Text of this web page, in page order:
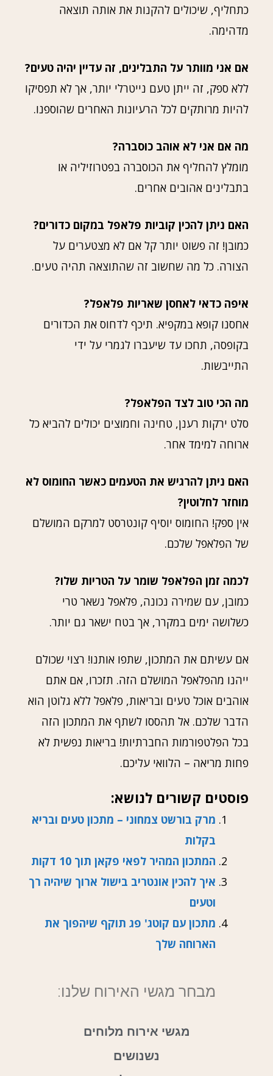
כתחליף, שיכולים להקנות את אותה תוצאה
מדהימה.
אם אני מוותר על התבלינים, זה עדיין יהיה טעים?
ללא ספק, זה ייתן טעם נייטרלי יותר, אך לא תפסיקו
להיות מרותקים לכל הרעיונות האחרים שהוספנו.
מה אם אני לא אוהב כוסברה?
מומלץ להחליף את הכוסברה בפטרוזיליה או
בתבלינים אהובים אחרים.
האם ניתן להכין קוביות פלאפל במקום כדורים?
כמובן! זה פשוט יותר קל אם לא מצטערים על
הצורה. כל מה שחשוב זה שהתוצאה תהיה טעים.
איפה כדאי לאחסן שאריות פלאפל?
אחסנו קופא במקפיא. תיכף לדחוס את הכדורים
בקופסה, תחכו עד שיעברו לגמרי על ידי
התייבשות.
מה הכי טוב לצד הפלאפל?
סלט ירקות רענן, טחינה וחמוצים יכולים להביא כל
ארוחה למימד אחר.
האם ניתן להרגיש את הטעמים כאשר החומוס לא
מוחזר לחלוטין?
אין ספק! החומוס יוסיף קונטרסט למרקם המושלם
של הפלאפל שלכם.
לכמה זמן הפלאפל שומר על הטריות שלו?
כמובן, עם שמירה נכונה, פלאפל נשאר טרי
כשלושה ימים במקרר, אך בטח ישאר גם יותר.
אם עשיתם את המתכון, שתפו אותנו! רצוי שכולם
ייהנו מהפלאפל המושלם הזה. תזכרו, אם אתם
אוהבים אוכל טעים ובריאות, פלאפל ללא גלוטן הוא
הדבר שלכם. אל תהססו לשתף את המתכון הזה
בכל הפלטפורמות החברתיות! בריאות נפשית לא
פחות מריאה – הלוואי עליכם.
פוסטים קשורים לנושא:
מרק בורשט צמחוני – מתכון טעים ובריא
בקלות
המתכון המהיר לפאי פקאן תוך 10 דקות
איך להכין אונטריב בישול ארוך שיהיה רך
וטעים
מתכון עם קוטג' פג תוקף שיהפוך את
הארוחה שלך
מבחר מגשי האירוח שלנו:
מגשי אירוח מלוחים
נשנושים